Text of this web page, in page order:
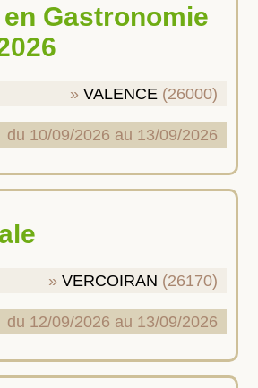
VALENCE (26000)
du 10/09/2026 au 13/09/2026
VERCOIRAN (26170)
du 12/09/2026 au 13/09/2026